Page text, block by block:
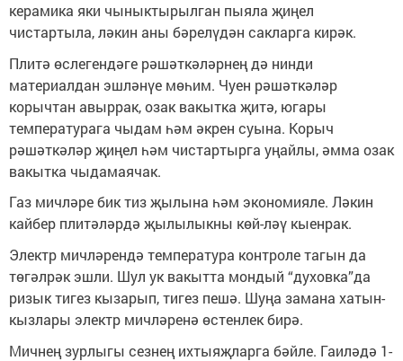
керамика яки чыныктырылган пыяла җиңел
чистартыла, ләкин аны бәрелүдән сакларга кирәк.
Плитә өслегендәге рәшәткәләрнең дә нинди
материалдан эшләнүе мөһим. Чуен рәшәткәләр
корычтан авыррак, озак вакытка җитә, югары
температурага чыдам һәм әкрен суына. Корыч
рәшәткәләр җиңел һәм чистартырга уңайлы, әмма озак
вакытка чыдамаячак.
Газ мичләре бик тиз җылына һәм экономияле. Ләкин
кайбер плитәләрдә җылылыкны көй-ләү кыенрак.
Электр мичләрендә температура контроле тагын да
төгәлрәк эшли. Шул ук вакытта мондый “духовка”да
ризык тигез кызарып, тигез пешә. Шуңа замана хатын-
кызлары электр мичләренә өстенлек бирә.
Мичнең зурлыгы сезнең ихтыяҗларга бәйле. Гаиләдә 1-